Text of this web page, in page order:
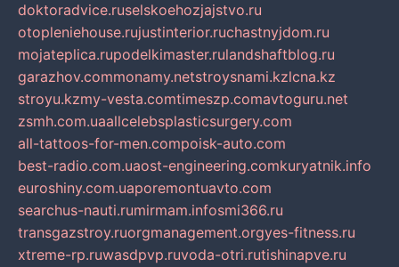
doktoradvice.ruselskoehozjajstvo.ru
otopleniehouse.rujustinterior.ruchastnyjdom.ru
mojateplica.rupodelkimaster.rulandshaftblog.ru
garazhov.commonamy.netstroysnami.kzlcna.kz
stroyu.kzmy-vesta.comtimeszp.comavtoguru.net
zsmh.com.uaallcelebsplasticsurgery.com
all-tattoos-for-men.compoisk-auto.com
best-radio.com.uaost-engineering.comkuryatnik.info
euroshiny.com.uaporemontuavto.com
searchus-nauti.rumirmam.infosmi366.ru
transgazstroy.ruorgmanagement.orgyes-fitness.ru
xtreme-rp.ruwasdpvp.ruvoda-otri.rutishinapve.ru